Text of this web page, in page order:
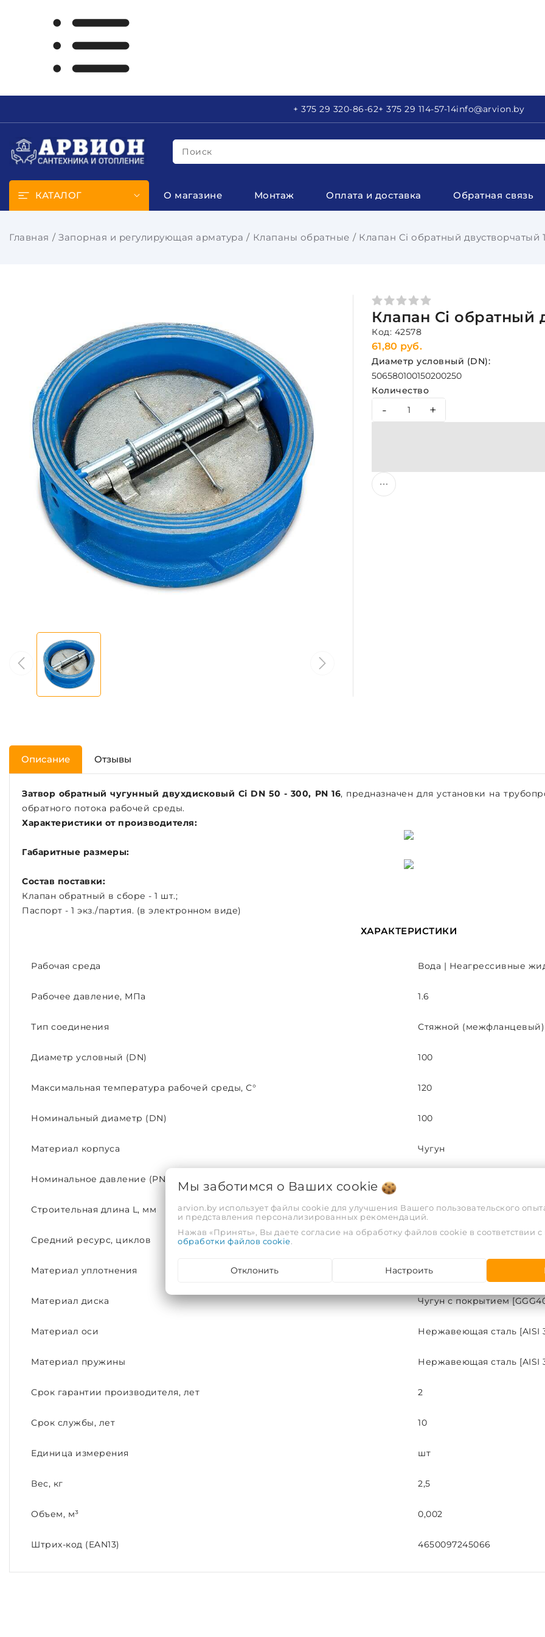
+ 375 29 320-86-62+ 375 29 114-57-14info@arvion.by
Поиск
КАТАЛОГ О магазине Монтаж Оплата и доставка Обратная связь
Главная Запорная и регулирующая арматура Клапаны обратные Клапан Ci обратный двустворчатый
Клапан Ci обратный
Код: 42578
61,80 руб.
Диаметр условный (DN):
506580100150200250
Количество
- +
Описание Отзывы
Затвор обратный чугунный двухдисковый Ci DN 50 - 300, PN 16, предназначен для установки на
обратного потока рабочей среды.
Характеристики от производителя:
Габаритные размеры:
Состав поставки:
Клапан обратный в сборе - 1 шт.;
Паспорт - 1 экз./партия. (в электронном виде)
ХАРАКТЕРИСТИКИ
Рабочая среда Вода | Неагрессивные
Рабочее давление, МПа 1.6
Тип соединения Стяжной (межфланцевый)
Диаметр условный (DN) 100
Максимальная температура рабочей среды, С° 120
Номинальный диаметр (DN) 100
Материал корпуса Чугун
Номинальное давление (PN)
Строительная длина L, мм 60
Средний ресурс, циклов
Материал уплотнения EPDM
Материал диска Чугун с покрытием
Материал оси Нержавеющая сталь [AISI
Материал пружины Нержавеющая сталь [AISI
Срок гарантии производителя, лет 2
Срок службы, лет 10
Единица измерения шт
Вес, кг 2,5
Объем, м³ 0,002
Штрих-код (EAN13) 4650097245066
Мы заботимся о Ваших cookie
arvion.by использует файлы cookie для улучшения Вашего пользовательского
и представления персонализированных рекомендаций.
Нажав «Принять», Вы даете согласие на обработку файлов cookie в соответствии с
обработки файлов cookie.
Отклонить Настроить